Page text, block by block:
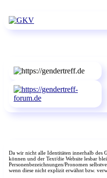
Da wir nicht alle Identitäten innerhalb des
können und der Text/die Website lesbar
Personenbezeichnungen/Pronomen
wenn diese nicht explizit erwähnt bzw.